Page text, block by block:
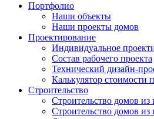
Портфолио
Наши объекты
Наши проекты домов
Проектирование
Индивидуальное
Состав рабочего проекта
Технический дизайн-
Калькулятор стоимости
Строительство
Строительство домов из
Строительство домов из